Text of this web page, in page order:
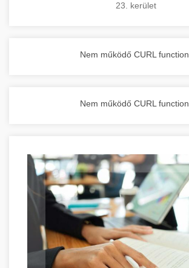
23. kerület
Nem működő CURL function.
Nem működő CURL function.